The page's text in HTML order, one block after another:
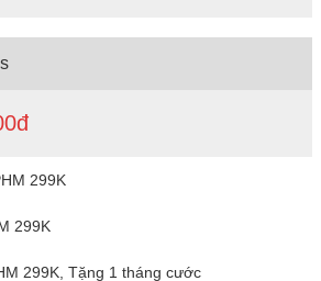
299K
299K
299K, Tặng 1 tháng cước